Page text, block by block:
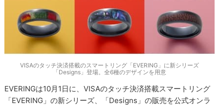
VISAのタッチ決済搭載のスマートリング「EVERING」に新シリーズ
「Designs」登場。全6種のデザインを用意
EVERINGは10月1日に、VISAのタッチ決済搭載スマートリング
「EVERING」の新シリーズ、「Designs」の販売を公式オンラ